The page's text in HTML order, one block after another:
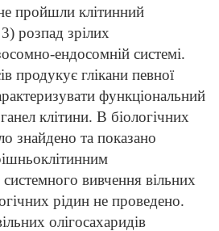
пройшли клітинний
розпад зрілих
ендосомній системі.
продукує глікани певної
функціональний
клітини. В біологічних
о знайдено та показано
системного вивчення вільних
рідин не проведено.
олігосахаридів